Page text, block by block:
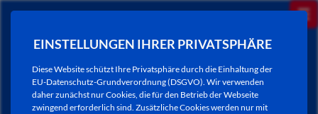
EINSTELLUNGEN IHRER PRIVATSPHÄRE
Diese Website schützt Ihre Privatsphäre durch die Einhaltung der
EU-Datenschutz-Grundverordnung (DSGVO). Wir verwenden
daher zunächst nur Cookies, die für den Betrieb der Webseite
zwingend erforderlich sind. Zusätzliche Cookies werden nur mit